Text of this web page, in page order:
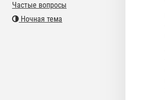
Частые вопросы
Ночная тема